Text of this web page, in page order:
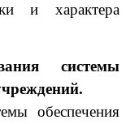
и характера
системы
обеспечения